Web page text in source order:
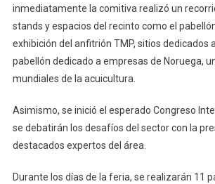
inmediatamente la comitiva realizó un
stands y espacios del recinto como el
exhibición del anfitrión TMP, sitios dedicados
pabellón dedicado a empresas de Noruega,
mundiales de la acuicultura.
Asimismo, se inició el esperado Congreso
se debatirán los desafíos del sector con la
destacados expertos del área.
Durante los días de la feria, se realizarán 11